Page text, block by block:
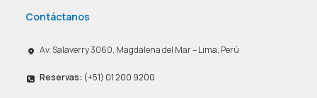
Contáctanos
Av. Salaverry 3060, Magdalena del Mar – Lima, Perú
Reservas: (+51) 01 200 9200